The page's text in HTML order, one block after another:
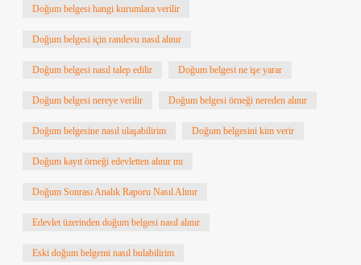
Doğum belgesi hangi kurumlara verilir
Doğum belgesi için randevu nasıl alınır
Doğum belgesi nasıl talep edilir Doğum belgesi ne işe yarar
Doğum belgesi nereye verilir Doğum belgesi örneği nereden alınır
Doğum belgesine nasıl ulaşabilirim Doğum belgesini kim verir
Doğum kayıt örneği edevletten alınır mı
Doğum Sonrası Analık Raporu Nasıl Alınır
Edevlet üzerinden doğum belgesi nasıl alınır
Eski doğum belgemi nasıl bulabilirim